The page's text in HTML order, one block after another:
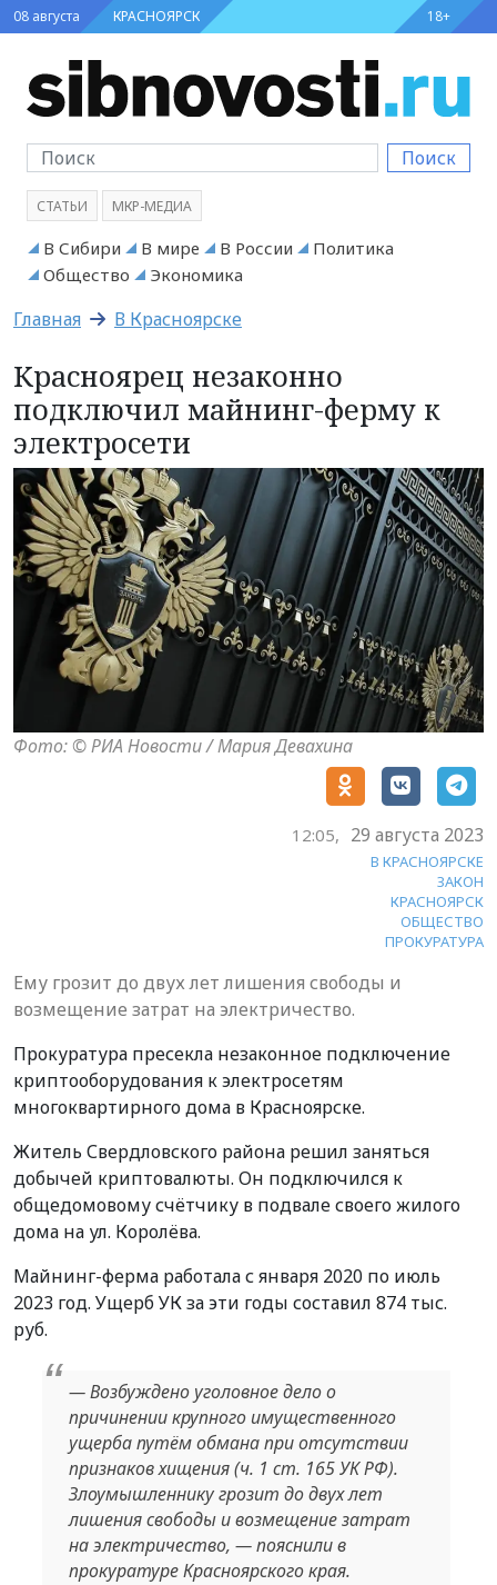
08 августа КРАСНОЯРСК 18+
Поиск
СТАТЬИ МКР-МЕДИА
В Сибири В мире В России
Политика
Общество
Экономика
Главная В Красноярске
Красноярец незаконно
подключил майнинг-ферму к
электросети
Фото: © РИА Новости / Мария Девахина
12:05, 29 августа 2023
В КРАСНОЯРСКЕ
ЗАКОН
КРАСНОЯРСК
ОБЩЕСТВО
ПРОКУРАТУРА
Ему грозит до двух лет лишения свободы и
возмещение затрат на электричество.
Прокуратура пресекла незаконное подключение
криптооборудования к электросетям
многоквартирного дома в Красноярске.
Житель Свердловского района решил заняться
добычей криптовалюты. Он подключился к
общедомовому счётчику в подвале своего жилого
дома на ул. Королёва.
Майнинг-ферма работала с января 2020 по июль
2023 год. Ущерб УК за эти годы составил 874 тыс.
руб.
— Возбуждено уголовное дело о
причинении крупного имущественного
ущерба путём обмана при отсутствии
признаков хищения (ч. 1 ст. 165 УК РФ).
Злоумышленнику грозит до двух лет
лишения свободы и возмещение затрат
на электричество, — пояснили в
прокуратуре Красноярского края.